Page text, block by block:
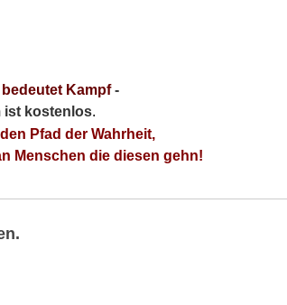
Kampf-
ist kostenlos.
Pfad der Wahrheit,
Menschen die diesen gehn!